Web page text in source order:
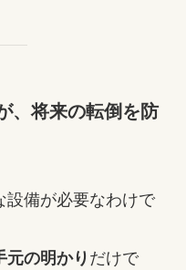
、将来の転倒を防
設備が必要なわけで
元の明かり だけで